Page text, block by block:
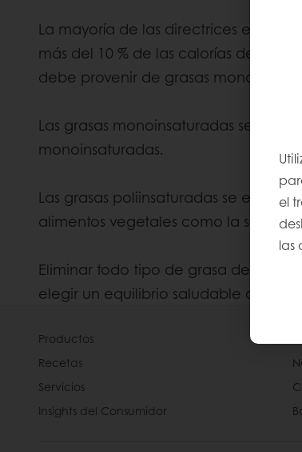
La mayoría de las directrices
más del 10 % de las calorías deben
debe provenir de grasas mono y
Las grasas monoinsaturadas se
monoinsaturadas.
Las grasas poliinsaturadas se
alimentos vegetales como la soja o
Eliminar todo tipo de grasa de su
elegir un equilibrio saludable de
el
las
Productos
Recetas
Servicios
Insights del Consumidor